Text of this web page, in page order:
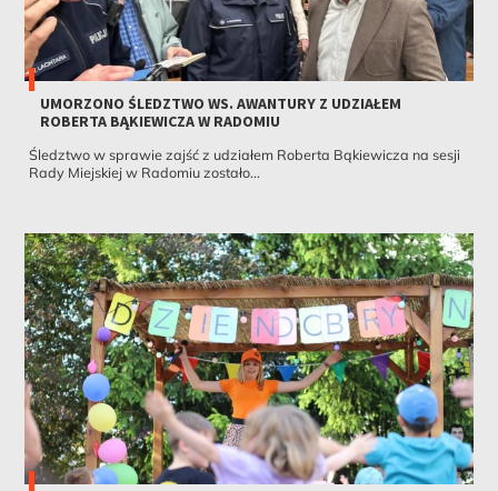
UMORZONO ŚLEDZTWO WS. AWANTURY Z UDZIAŁEM
ROBERTA BĄKIEWICZA W RADOMIU
Śledztwo w sprawie zajść z udziałem Roberta Bąkiewicza na sesji
Rady Miejskiej w Radomiu zostało...